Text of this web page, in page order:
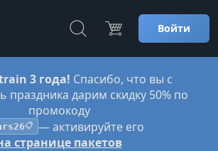
Войти
3 года! Спасибо, что вы с
праздника дарим скидку 50% по
промокоду
📋 — активируйте его
странице пакетов